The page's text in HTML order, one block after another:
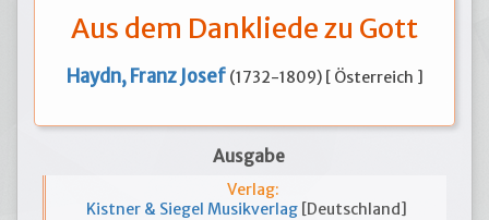
Aus dem Dankliede zu Gott
Haydn, Franz Josef (1732-1809) [ Österreich ]
Ausgabe
Verlag:
Kistner & Siegel Musikverlag [Deutschland]